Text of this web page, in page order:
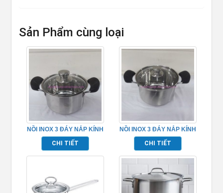
Sản Phẩm cùng loại
NỒI INOX 3 ĐÁY NẮP KÍNH
– TPIN6502
CHI TIẾT
NỒI INOX 3 ĐÁY NẮP KÍNH
– TPIN6504
CHI TIẾT